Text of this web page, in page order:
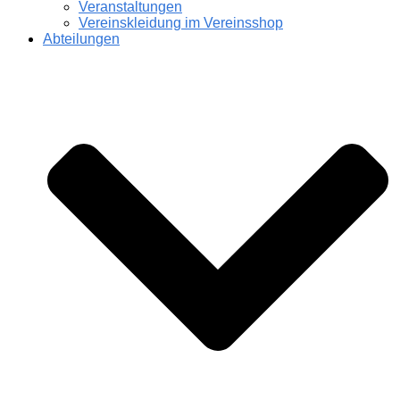
Veranstaltungen
Vereinskleidung im Vereinsshop
Abteilungen